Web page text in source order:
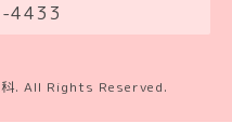
4433
. All Rights Reserved.